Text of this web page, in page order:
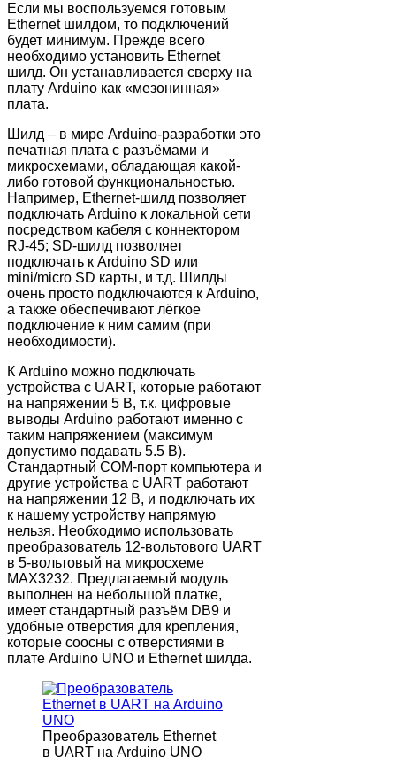
Если мы воспользуемся готовым
Ethernet шилдом, то подключений
будет минимум. Прежде всего
необходимо установить Ethernet
шилд. Он устанавливается сверху на
плату Arduino как «мезонинная»
плата.
Шилд – в мире Arduino-разработки это
печатная плата с разъёмами и
микросхемами, обладающая какой-
либо готовой функциональностью.
Например, Ethernet-шилд позволяет
подключать Arduino к локальной сети
посредством кабеля c коннектором
RJ-45; SD-шилд позволяет
подключать к Arduino SD или
mini/micro SD карты, и т.д. Шилды
очень просто подключаются к Arduino,
а также обеспечивают лёгкое
подключение к ним самим (при
необходимости).
К Arduino можно подключать
устройства с UART, которые работают
на напряжении 5 В, т.к. цифровые
выводы Arduino работают именно с
таким напряжением (максимум
допустимо подавать 5.5 В).
Стандартный COM-порт компьютера и
другие устройства с UART работают
на напряжении 12 В, и подключать их
к нашему устройству напрямую
нельзя. Необходимо использовать
преобразователь 12-вольтового UART
в 5-вольтовый на микросхеме
MAX3232. Предлагаемый модуль
выполнен на небольшой платке,
имеет стандартный разъём DB9 и
удобные отверстия для крепления,
которые соосны с отверстиями в
плате Arduino UNO и Ethernet шилда.
Преобразователь Ethernet
в UART на Arduino UNO